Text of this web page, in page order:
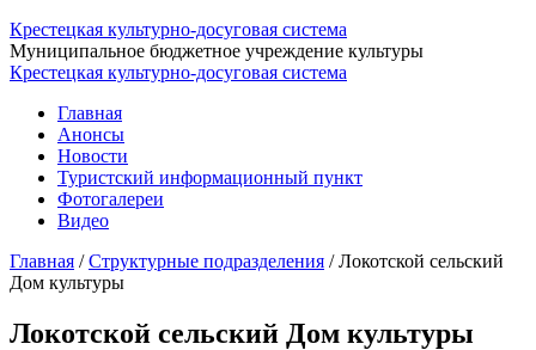
Крестецкая культурно-досуговая система
Муниципальное бюджетное учреждение культуры
Крестецкая культурно-досуговая система
Главная
Анонсы
Новости
Туристский информационный пункт
Фотогалереи
Видео
Главная /Структурные подразделения /Локотской сельский
Дом культуры
Локотской сельский Дом культуры